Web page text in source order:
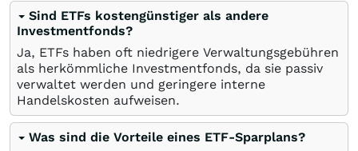
Sind ETFs kostengünstiger als andere
Investmentfonds?
Ja, ETFs haben oft niedrigere Verwaltungsgebühren
als herkömmliche Investmentfonds, da sie passiv
verwaltet werden und geringere interne
Handelskosten aufweisen.
Was sind die Vorteile eines ETF-Sparplans?